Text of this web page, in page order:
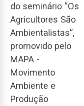
do seminário “Os
Agricultores São
Ambientalistas”,
promovido pelo
MAPA -
Movimento
Ambiente e
Produção